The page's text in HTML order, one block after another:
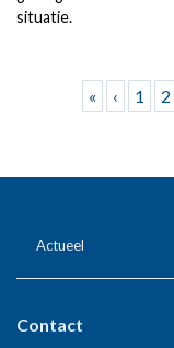
situatie.
« ‹ 1 2
Actueel
Contact